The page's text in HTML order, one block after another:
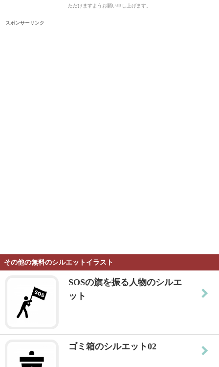
ただけますようお願い申し上げます。
スポンサーリンク
その他の無料のシルエットイラスト
SOSの旗を振る人物のシルエ
ット
ゴミ箱のシルエット02